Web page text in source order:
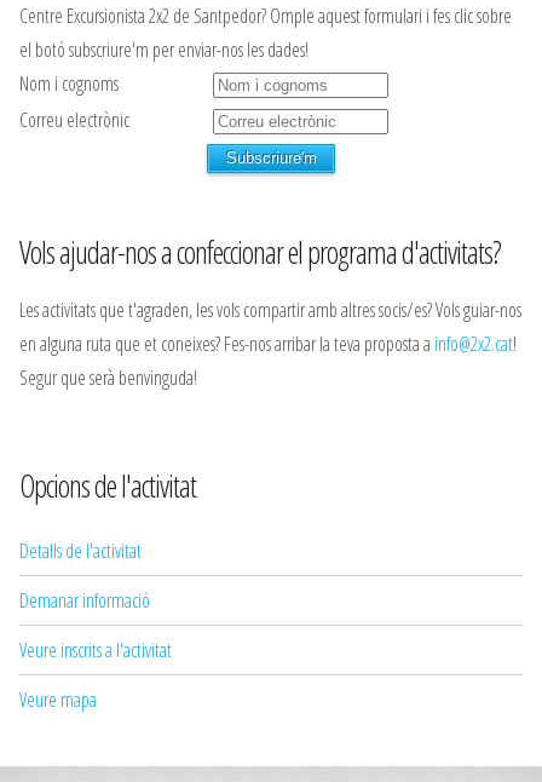
Centre Excursionista 2x2 de Santpedor? Omple aquest formulari i fes clic sobre
el botó subscriure'm per enviar-nos les dades!
Nom i cognoms
Correu electrònic
Vols ajudar-nos a confeccionar el programa d'activitats?
Les activitats que t'agraden, les vols compartir amb altres socis/es? Vols guiar-nos
en alguna ruta que et coneixes? Fes-nos arribar la teva proposta a info@2x2.cat!
Segur que serà benvinguda!
Opcions de l'activitat
Detalls de l'activitat
Demanar informació
Veure inscrits a l'activitat
Veure mapa